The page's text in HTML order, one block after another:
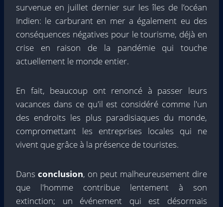
survenue en juillet dernier sur les îles de l’océan
Indien: le carburant en mer a également eu des
conséquences négatives pour le tourisme, déjà en
crise en raison de la pandémie qui touche
actuellement le monde entier.
En fait, beaucoup ont renoncé à passer leurs
vacances dans ce qu'il est considéré comme l'un
des endroits les plus paradisiaques du monde,
compromettant les entreprises locales qui ne
vivent que grâce à la présence de touristes.
Dans conclusion, on peut malheureusement dire
que l'homme contribue lentement à son
extinction; un événement qui est désormais